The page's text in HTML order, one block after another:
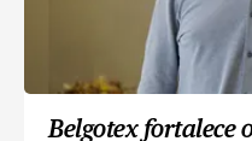
Belgotex fortalece